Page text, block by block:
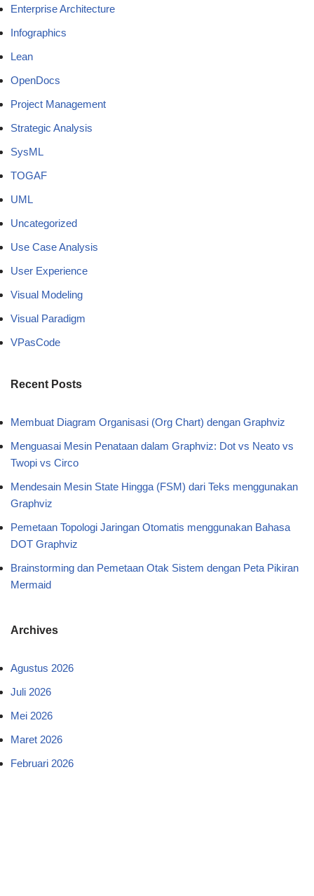
Enterprise Architecture
Infographics
Lean
OpenDocs
Project Management
Strategic Analysis
SysML
TOGAF
UML
Uncategorized
Use Case Analysis
User Experience
Visual Modeling
Visual Paradigm
VPasCode
Recent Posts
Membuat Diagram Organisasi (Org Chart) dengan Graphviz
Menguasai Mesin Penataan dalam Graphviz: Dot vs Neato vs
Twopi vs Circo
Mendesain Mesin State Hingga (FSM) dari Teks menggunakan
Graphviz
Pemetaan Topologi Jaringan Otomatis menggunakan Bahasa
DOT Graphviz
Brainstorming dan Pemetaan Otak Sistem dengan Peta Pikiran
Mermaid
Archives
Agustus 2026
Juli 2026
Mei 2026
Maret 2026
Februari 2026